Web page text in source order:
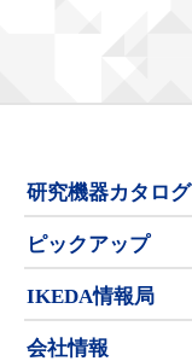
研究機器カタログ
ピックアップ
IKEDA情報局
会社情報